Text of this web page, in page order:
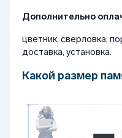
Дополнительно
цветник, сверловка,
доставка, установка.
Какой размер